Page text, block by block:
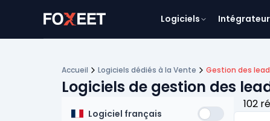
Logiciels
Accueil Logiciels dédiés à la Vente Gestion des
Logiciels de gestion des
Logiciel français
102